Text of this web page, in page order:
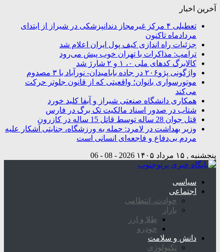
آخرین اخبار
تعطیلی ۴ مرکز غیرمجاز دندانپزشکی در شیراز از ابتدای
مردادماه تاکنون
جزئیات راه اندازی کیف پول ایران اعلام شد
ترامپ: مذاکرات با تهران خوب پیش می‌رود
کالابرگ کدهای ملی ۰، ۱ و ۲ شارژ شد
واژگونی پژو۲۰۶ در جاده بابامیدان- نورآباد با ۳ مصدوم
موتورسواری بانوان؛ واقعیتی که از قانون جلوتر حرکت
می‌کند
همکاری دانشگاه صنعتی شیراز و آبفا کلید خورد
شتاب در صدور اسناد مالکیت تک برگ در فارس
قتل جوان 28 ساله توسط قاتل 15 ساله در کازرون
وزیر بهداشت در لامرد: حمله به ورزشگاه، جنایتی آشکار علیه
مردم بی‌دفاع و فاجعه‌ای انسانی است
پنجشنبه , ۱۵ مرداد ۱۴۰۵ 2026 - 08 - 06
سیاسی
اجتماعی
حوادث، انتظامی
بازار
طلا و ارز
خودرو
دانش و سلامت
تکنولوژی